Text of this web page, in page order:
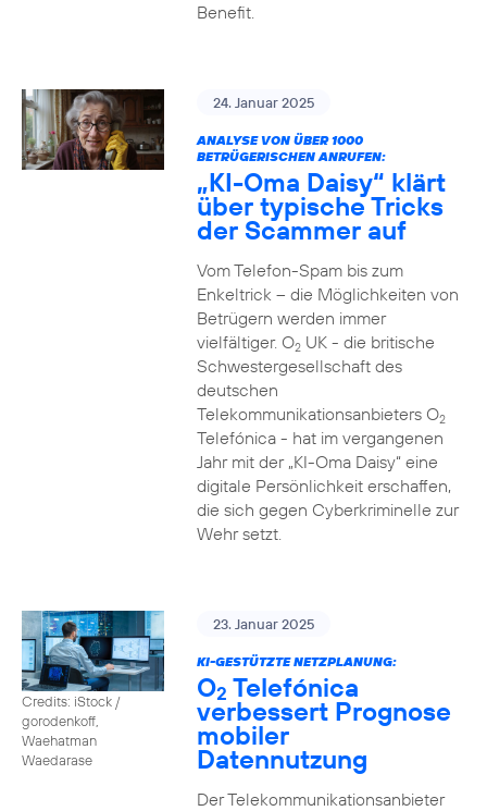
Benefit.
24. Januar 2025
ANALYSE VON ÜBER 1000
BETRÜGERISCHEN ANRUFEN:
„KI-Oma Daisy“ klärt
über typische Tricks
der Scammer auf
Vom Telefon-Spam bis zum
Enkeltrick – die Möglichkeiten von
Betrügern werden immer
vielfältiger. O2UK - die britische
Schwestergesellschaft des
deutschen
Telekommunikationsanbieters O2
Telefónica - hat im vergangenen
Jahr mit der „KI-Oma Daisy“ eine
digitale Persönlichkeit erschaffen,
die sich gegen Cyberkriminelle zur
Wehr setzt.
Credits: iStock /
gorodenkoff,
Waehatman
Waedarase
23. Januar 2025
KI-GESTÜTZTE NETZPLANUNG:
O2 Telefónica
verbessert Prognose
mobiler
Datennutzung
Der Telekommunikationsanbieter